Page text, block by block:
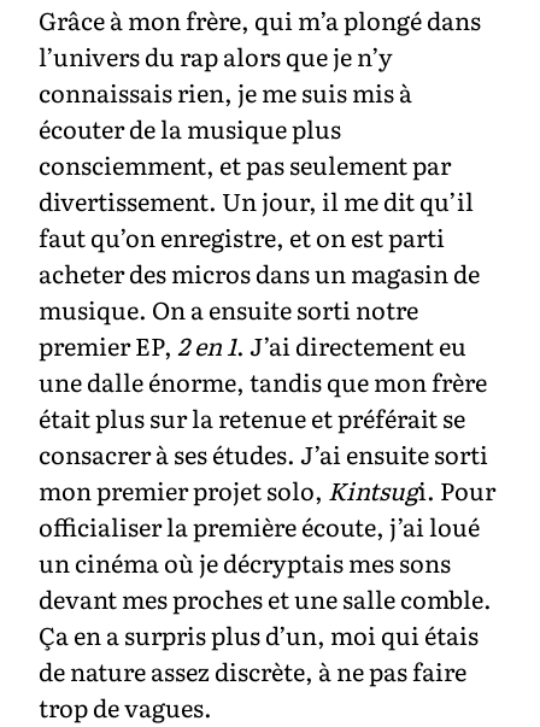
Grâce à mon frère, qui m’a plongé dans
l’univers du rap alors que je n’y
connaissais rien, je me suis mis à
écouter de la musique plus
consciemment, et pas seulement par
divertissement. Un jour, il me dit qu’il
faut qu’on enregistre, et on est parti
acheter des micros dans un magasin de
musique. On a ensuite sorti notre
premier EP, 2 en 1. J’ai directement eu
une dalle énorme, tandis que mon frère
était plus sur la retenue et préférait se
consacrer à ses études. J’ai ensuite sorti
mon premier projet solo, Kintsugi. Pour
officialiser la première écoute, j’ai loué
un cinéma où je décryptais mes sons
devant mes proches et une salle comble.
Ça en a surpris plus d’un, moi qui étais
de nature assez discrète, à ne pas faire
trop de vagues.